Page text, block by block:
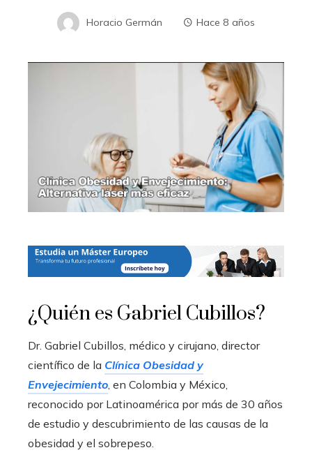
Horacio Germán Hace 8 años
¿Quién es Gabriel Cubillos?
Dr. Gabriel Cubillos, médico y cirujano, director
científico de la Clínica Obesidad y
Envejecimiento, en Colombia y México,
reconocido por Latinoamérica por más de 30 años
de estudio y descubrimiento de las causas de la
obesidad y el sobrepeso.